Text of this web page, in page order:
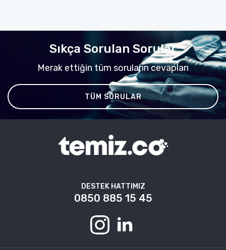
Sıkça Sorulan Sorular
Merak ettiğin tüm soruların cevapları
TÜM SORULAR
DESTEK HATTIMIZ
0850 885 15 45